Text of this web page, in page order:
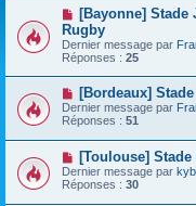
[Bayonne] Stade
Rugby
Dernier message par
Réponses : 25
[Bordeaux]
Dernier message par
Réponses : 51
[Toulouse]
Dernier message par
Réponses : 30